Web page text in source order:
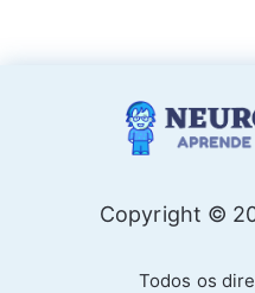
Copyright ©
Todos os